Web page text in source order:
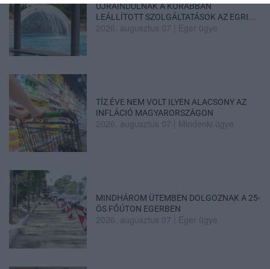
ÚJRAINDULNAK A KORÁBBAN
LEÁLLÍTOTT SZOLGÁLTATÁSOK AZ EGRI...
2026. augusztus 07 Eger ügye
TÍZ ÉVE NEM VOLT ILYEN ALACSONY AZ
INFLÁCIÓ MAGYARORSZÁGON
2026. augusztus 07 Mindenki ügye
MINDHÁROM ÜTEMBEN DOLGOZNAK A 25-
ÖS FŐÚTON EGERBEN
2026. augusztus 07 Eger ügye